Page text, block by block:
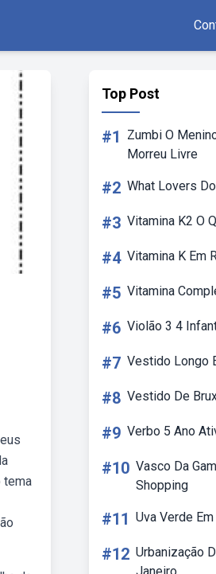
tema
Top Post
#1
Zumbi O
Morreu Livre
#2 What Lovers
#3 Vitamina K2 O
#4 Vitamina K Em
#5 Vitamina
#6 Violão 3 4
#7 Vestido Longo
#8 Vestido De
#9 Verbo 5 Ano
#10 Vasco Da
Shopping
#11 Uva Verde
#12 Urbanização